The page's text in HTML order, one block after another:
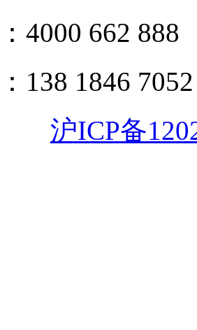
4000 662 888
138 1846 7052
沪ICP备